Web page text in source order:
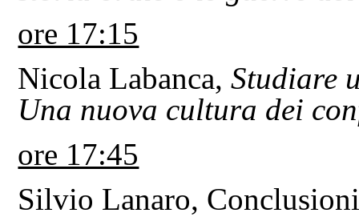
ore 17:15
Nicola Labanca,Studiare
Una nuova cultura dei
ore 17:45
Silvio Lanaro,